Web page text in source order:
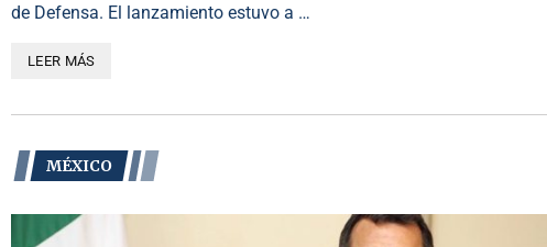
de Defensa. El lanzamiento estuvo a …
LEER MÁS
MÉXICO